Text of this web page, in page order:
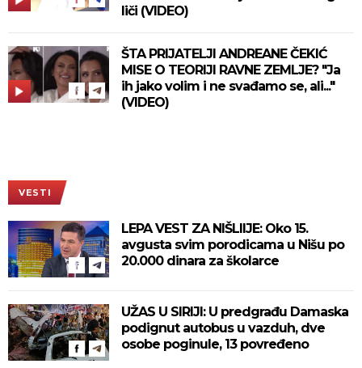
liči (VIDEO)
ŠTA PRIJATELJI ANDREANE ČEKIĆ
MISE O TEORIJI RAVNE ZEMLJE? "Ja
ih jako volim i ne svađamo se, ali..."
(VIDEO)
VESTI
LEPA VEST ZA NIŠLIIJE: Oko 15.
avgusta svim porodicama u Nišu po
20.000 dinara za školarce
UŽAS U SIRIJI: U predgrađu Damaska
podignut autobus u vazduh, dve
osobe poginule, 13 povređeno